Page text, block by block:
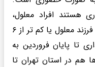
هستند افراد معلول،
بانوان به خصوص بانوان باردار، دارای فرزند معلول یا کم تر از ۶
تا پایان فروردین به
در استان تهران تا